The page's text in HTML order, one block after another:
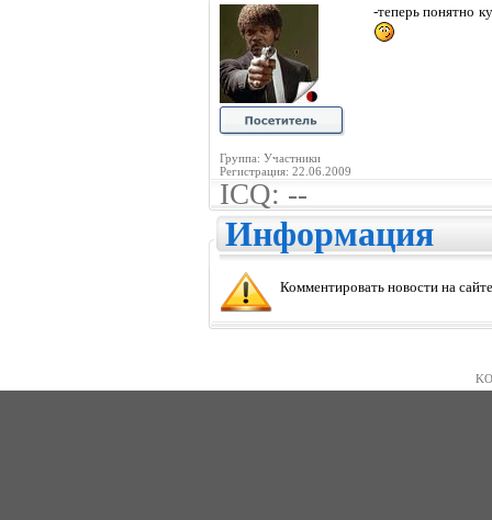
Группа: Участники
Регистрация: 22.06.2009
-теперь понятно
ICQ: --
Информация
Комментировать новости на